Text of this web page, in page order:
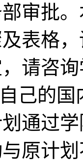
审批
表格
请咨
己的
通过
原计